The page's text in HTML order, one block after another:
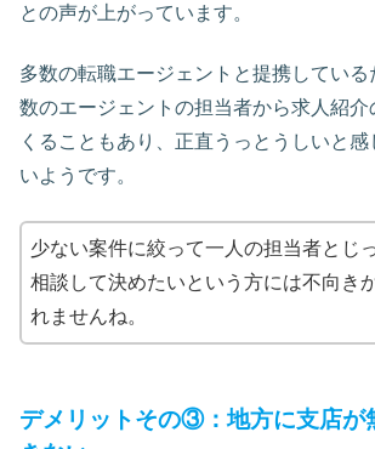
との声が上がっています。
多数の転職エージェントと提携してい
数のエージェントの担当者から求人紹介
くることもあり、正直うっとうしいと
いようです。
少ない案件に絞って一人の担当者とじ
相談して決めたいという方には不向き
れませんね。
デメリットその③：地方に支店が